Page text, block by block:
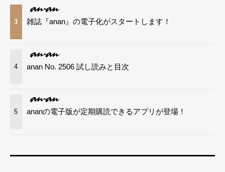
3 雑誌『anan』の電子化がスタートします！
4 anan No. 2506 試し読みと目次
5 ananの電子版が定期購読できるアプリが登場！